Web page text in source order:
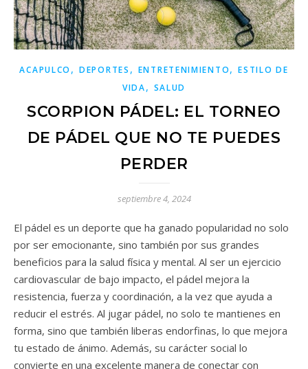
ACAPULCO ,DEPORTES , ENTRETENIMIENTO,ESTILO DE
VIDA, SALUD
SCORPION PÁDEL: EL TORNEO
DE PÁDEL QUE NO TE PUEDES
PERDER
septiembre 4, 2024
El pádel es un deporte que ha ganado popularidad no solo
por ser emocionante, sino también por sus grandes
beneficios para la salud física y mental. Al ser un ejercicio
cardiovascular de bajo impacto, el pádel mejora la
resistencia, fuerza y coordinación, a la vez que ayuda a
reducir el estrés. Al jugar pádel, no solo te mantienes en
forma, sino que también liberas endorfinas, lo que mejora
tu estado de ánimo. Además, su carácter social lo
convierte en una excelente manera de conectar con